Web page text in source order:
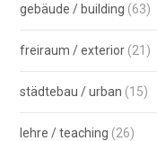
gebäude / building (63)
freiraum / exterior (21)
städtebau / urban (15)
lehre / teaching (26)